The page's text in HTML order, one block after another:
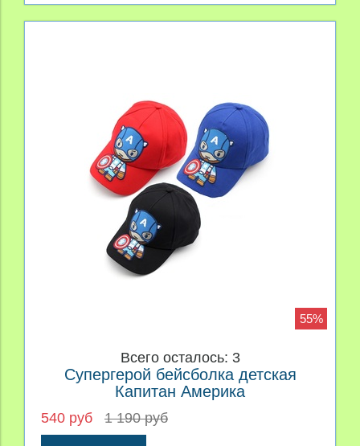
55%
Всего осталось: 3
Супергерой бейсболка детская
Капитан Америка
540 руб 1 190 руб